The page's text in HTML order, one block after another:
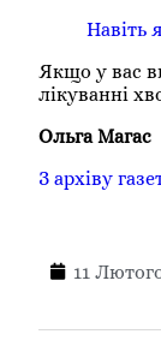
Навіть
Якщо у вас
лікуванні
Ольга Магас
З архіву
11